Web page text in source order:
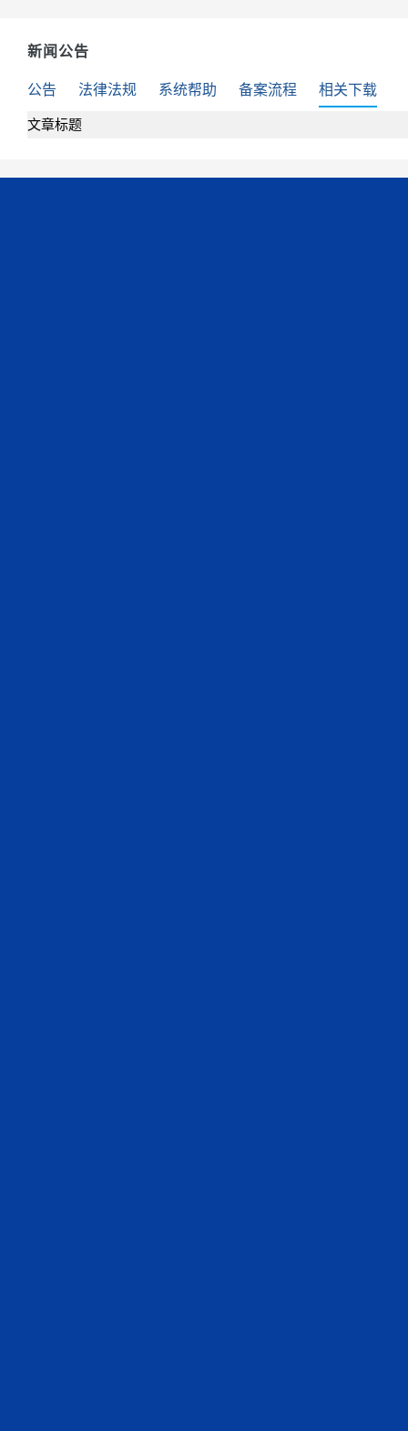
新闻公告
公告 法律法规 系统帮助 备案流程 相关下载
文章标题